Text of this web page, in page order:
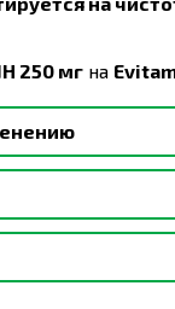
250 мг на
принимайте по
мука,
Бета-